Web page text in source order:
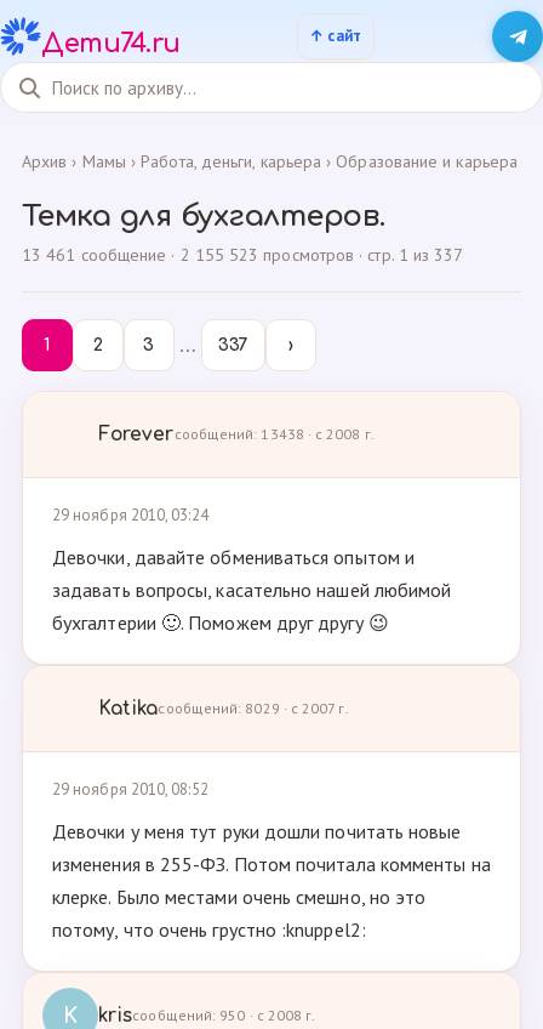
Дети74.ru
Архив › Мамы › Работа, деньги, карьера › Образование и карьера
Темка для бухгалтеров.
13 461 сообщение · 2 155 523 просмотров · стр. 1 из 337
1 2 3 … 337 ›
Foreverсообщений: 13438 · с 2008 г.
29 ноября 2010, 03:24
Девочки, давайте обмениваться опытом и
задавать вопросы, касательно нашей любимой
бухгалтерии 🙂. Поможем друг другу 😉
Katikaсообщений: 8029 · с 2007 г.
29 ноября 2010, 08:52
Девочки у меня тут руки дошли почитать новые
изменения в 255-ФЗ. Потом почитала комменты на
клерке. Было местами очень смешно, но это
потому, что очень грустно :knuppel2:
K krisсообщений: 950 · с 2008 г.